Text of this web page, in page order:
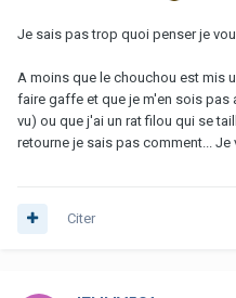
Je sais pas trop quoi penser je
A moins que le chouchou est mis
faire gaffe et que je m'en sois pas
vu) ou que j'ai un rat filou qui se
retourne je sais pas comment... Je
Citer